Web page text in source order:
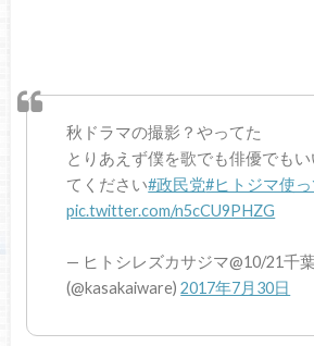
秋ドラマの撮影？やってた
とりあえず僕を歌でも俳優でも
てください#政民党#ヒトジマ使っ
pic.twitter.com/n5cCU9PHZG
— ヒトシレズカサジマ@10/21千
(@kasakaiware)2017年7月30日